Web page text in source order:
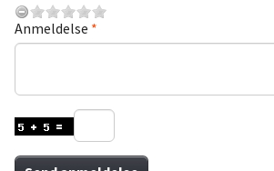
Anmeldelse